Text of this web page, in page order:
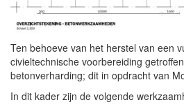
Ten behoeve van het herstel van een
civieltechnische voorbereiding
betonverharding; dit in opdracht van
In dit kader zijn de volgende